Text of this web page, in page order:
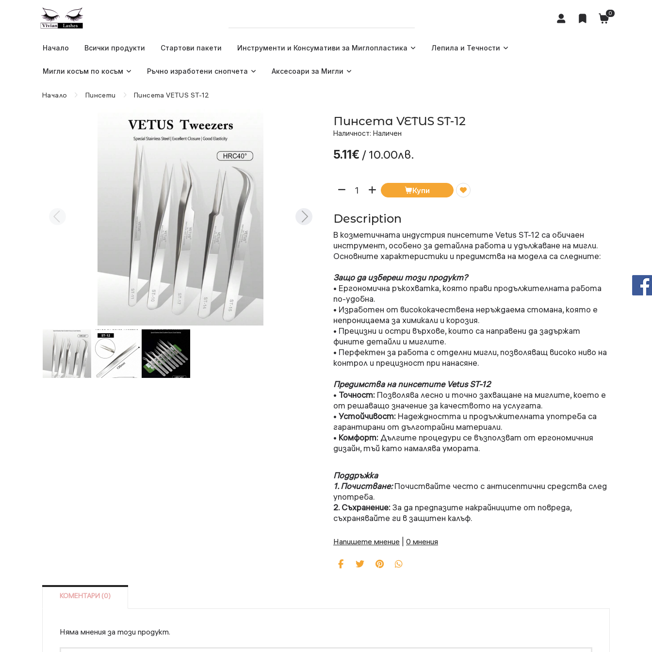
0
Начало Всички продукти Стартови пакети Инструменти и Консумативи за Миглопластика Лепила и Течности
Мигли косъм по косъм Ръчно изработени снопчета Аксесоари за Мигли
Начало Пинсети Пинсета VETUS ST-12
Пинсета VETUS ST-12
Наличност: Наличен
5.11€ / 10.00лв.
Купи
Description
В козметичната индустрия пинсетите Vetus ST-12 са обичаен
инструмент, особено за детайлна работа и удължаване на мигли.
Основните характеристики и предимства на модела са следните:
Защо да избереш този продукт?
• Ергономична ръкохватка, която прави продължителната работа
по-удобна.
• Изработен от висококачествена неръждаема стомана, която е
непроницаема за химикали и корозия.
• Прецизни и остри върхове, които са направени да задържат
фините детайли и миглите.
• Перфектен за работа с отделни мигли, позволяващ високо ниво на
контрол и прецизност при нанасяне.
Предимства на пинсетите Vetus ST-12
• Точност: Позволява лесно и точно захващане на миглите, което е
от решаващо значение за качеството на услугата.
• Устойчивост: Надеждността и продължителната употреба са
гарантирани от дълготрайни материали.
• Комфорт: Дългите процедури се възползват от ергономичния
дизайн, тъй като намалява умората.
Поддръжка
1. Почистване:Почиствайте често с антисептични средства след
употреба.
2. Съхранение:За да предпазите накрайниците от повреда,
съхранявайте ги в защитен калъф.
Напишете мнение 0 мнения
КОМЕНТАРИ (0)
Няма мнения за този продукт.